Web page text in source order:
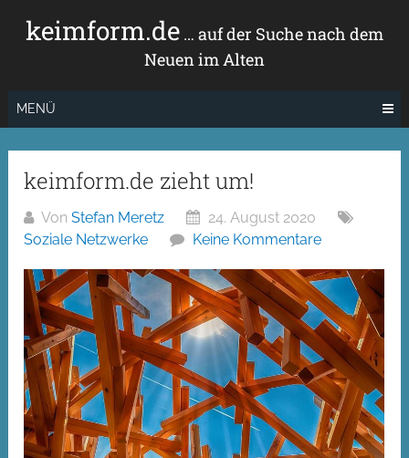
Inhaltkeimform.de… auf der Suche nach dem
Neuen im Alten
MENÜ
keimform.de zieht um!
VonStefan Meretz
24. August 2020
Soziale Netzwerke
Keine Kommentare